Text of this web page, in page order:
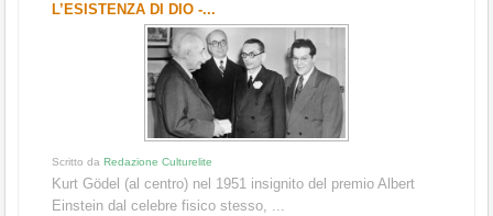
L’ESISTENZA DI DIO -...
Scritto da Redazione Culturelite
Kurt Gödel (al centro) nel 1951 insignito del premio Albert
Einstein dal celebre fisico stesso, ...